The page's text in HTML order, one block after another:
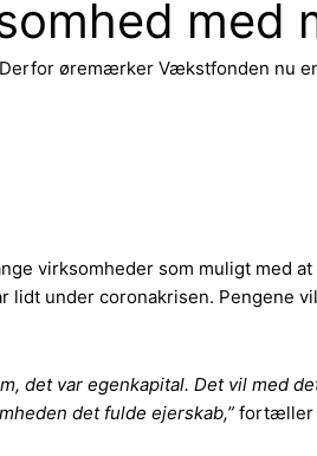
med
øremærker Vækstfonden nu
virksomheder som muligt med
under coronakrisen. Pengene
det var egenkapital. Det vil med
det fulde ejerskab,” fortæller